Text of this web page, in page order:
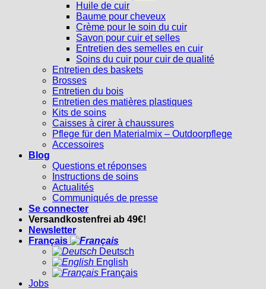
Huile de cuir
Baume pour cheveux
Crème pour le soin du cuir
Savon pour cuir et selles
Entretien des semelles en cuir
Soins du cuir pour cuir de qualité
Entretien des baskets
Brosses
Entretien du bois
Entretien des matières plastiques
Kits de soins
Caisses à cirer à chaussures
Pflege für den Materialmix – Outdoorpflege
Accessoires
Blog
Questions et réponses
Instructions de soins
Actualités
Communiqués de presse
Se connecter
Versandkostenfrei ab 49€!
Newsletter
Français
Deutsch
English
Français
Jobs